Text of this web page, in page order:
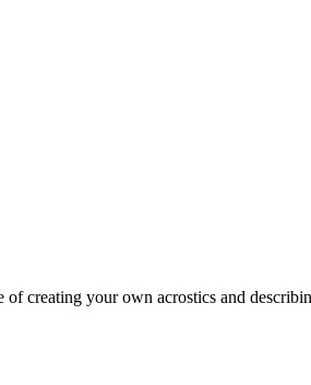
creating your own acrostics and